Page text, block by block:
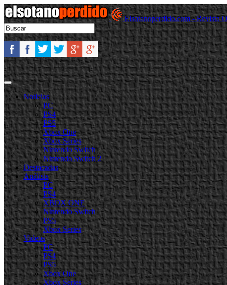
Elsotanoperdido.com - Revista
Noticias
PC
PS4
PS5
Xbox One
Xbox Series
Nintendo Switch
Nintendo Switch 2
Destacadas
Análisis
PC
PS4
XBOX ONE
Nintendo Switch
PS5
Xbox Series
Videos
PC
PS4
PS5
Xbox One
Xbox Series